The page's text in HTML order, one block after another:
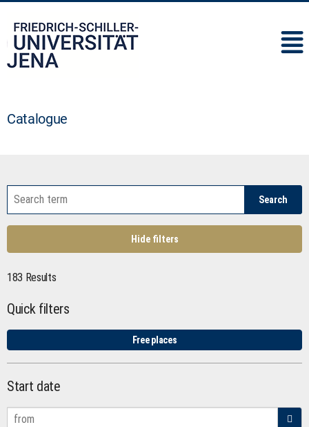
Catalogue
Search
Hide filters
183 Results
Quick filters
Free places
Start date